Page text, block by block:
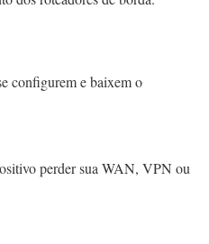
configurem e baixem o
perder sua WAN, VPN ou